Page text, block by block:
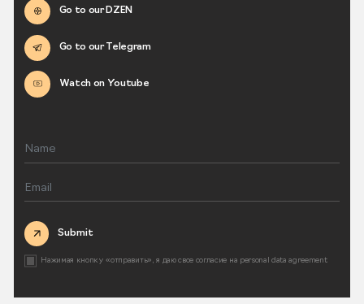
Go to our DZEN
Go to our Telegram
Watch on Youtube
Submit
Нажимая кнопку «отправить», я даю свое согласие на personal data agreement